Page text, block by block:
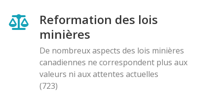
Reformation des lois
minières
De nombreux aspects des lois minières
canadiennes ne correspondent plus aux
valeurs ni aux attentes actuelles
(723)